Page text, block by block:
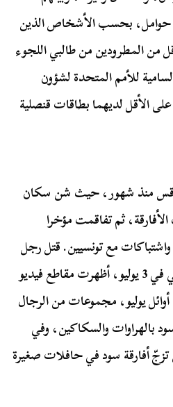
حوامل، بحسب الأشخاص الذين
من المطرودين من طالبي اللجوء
للأمم المتحدة لشؤون
الأقل لديهما بطاقات قنصلية
منذ شهور، حيث شن سكان
ثم تفاقمت مؤخرا
مع تونسيين. قتل رجل
من بنين في مايو ورجل تونسي في 3 يوليو، أظهرت مقاطع فيديو
أوائل يوليو، مجموعات من الرجال
بالهراوات والسكاكين، وفي
أفارقة سود في حافلات صغيرة